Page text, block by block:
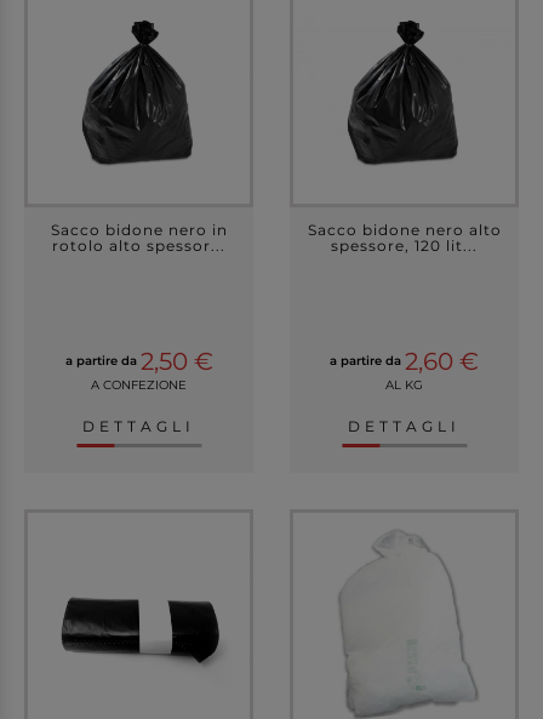
Sacco bidone nero in
rotolo alto spessor...
a partire da 2,50 €
A CONFEZIONE
DETTAGLI
Sacco bidone nero alto
spessore, 120 lit...
a partire da 2,60 €
AL KG
DETTAGLI